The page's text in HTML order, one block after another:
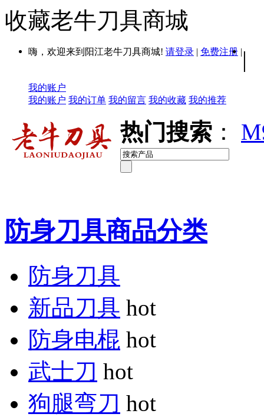
收藏老牛刀具商城
嗨，欢迎来到阳江老牛刀具商城! 请登录 | 免费注册 | |
我的账户
我的账户 我的订单 我的留言 我的收藏 我的推荐
热门搜索 ：
防身刀具商品分类
防身刀具
新品刀具 hot
防身电棍 hot
武士刀 hot
狗腿弯刀 hot